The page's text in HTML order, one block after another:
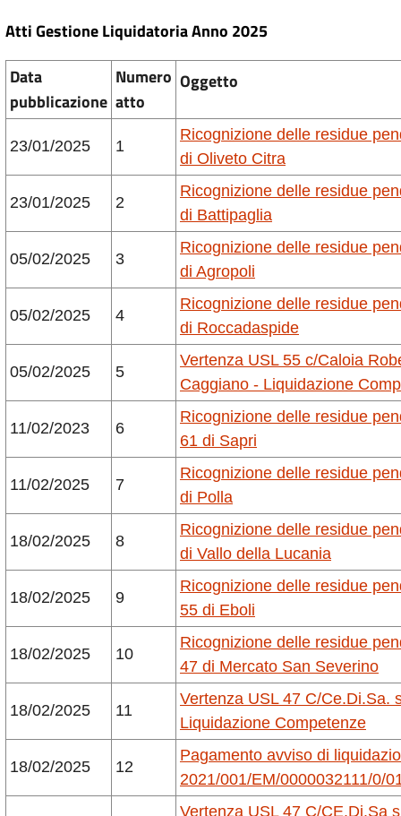
Atti GestioneLiquidatoriaAnno 2025
Data
pubblicazione
Numero
atto
Oggetto
23/01/2025 1
Ricognizione delle residue
di Oliveto Citra
23/01/2025 2
Ricognizione delle residue
di Battipaglia
05/02/2025 3
Ricognizione delle residue
di Agropoli
05/02/2025 4
Ricognizione delle residue
di Roccadaspide
05/02/2025 5
Vertenza USL 55 c/Caloia
Caggiano - Liquidazione
11/02/2023 6
Ricognizione delle residue
61 di Sapri
11/02/2025 7
Ricognizione delle residue
di Polla
18/02/2025 8
Ricognizione delle residue
di Vallo della Lucania
18/02/2025 9
Ricognizione delle residue
55 di Eboli
18/02/2025 10
Ricognizione delle residue
47 di Mercato San Severino
18/02/2025 11
Vertenza USL 47 C/Ce.Di.Sa.
Liquidazione Competenze
18/02/2025 12
Pagamento avviso di
2021/001/EM/0000032111/0/
Vertenza USL 47 C/CE.Di.Sa